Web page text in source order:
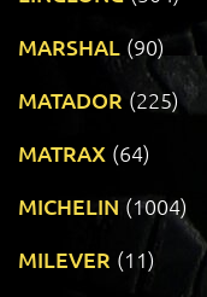
MARSHAL (90)
MATADOR (225)
MATRAX (64)
MICHELIN (1004)
MILEVER (11)